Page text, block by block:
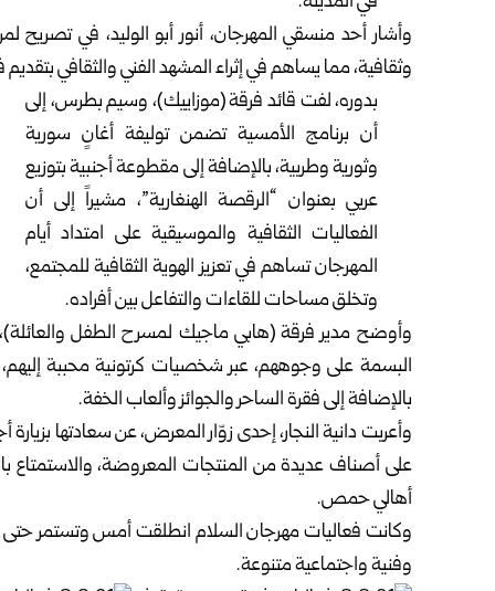
وأشار أحد منسقي المهرجان، أنور أبو الوليد، في
وثقافية، مما يساهم في إثراء المشهد الفني والثقافي
بدوره، لفت قائد فرقة (موزاييك)، وسيم بطرس، إلى
أن برنامج الأمسية تضمن توليفة أغانٍ سورية
وثورية وطربية، بالإضافة إلى مقطوعة أجنبية بتوزيع
عربي بعنوان “الرقصة الهنغارية”، مشيراً إلى أن
الفعاليات الثقافية والموسيقية على امتداد أيام
المهرجان تساهم في تعزيز الهوية الثقافية للمجتمع،
وتخلق مساحات للقاءات والتفاعل بين أفراده.
وأوضح مدير فرقة (هابي ماجيك لمسرح الطفل
البسمة على وجوههم، عبر شخصيات كرتونية محببة إليهم،
بالإضافة إلى فقرة الساحر والجوائز وألعاب الخفة.
وأعربت دانية النجار، إحدى زوّار المعرض، عن سعادتها
على أصناف عديدة من المنتجات المعروضة، والاستمتاع
أهالي حمص.
وكانت فعاليات مهرجان السلام انطلقت أمس وتستمر حتى
وفنية واجتماعية متنوعة.